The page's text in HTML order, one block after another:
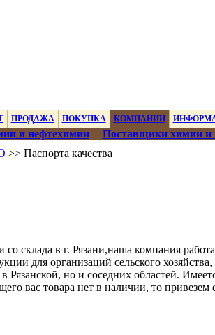
ПРОДАЖА ПОКУПКА КОМПАНИИ
и нефтехимии| Поставщики химии и
>> Паспорта качества
склада в г. Рязани,наша компания
для организаций сельского
но и соседних областей.
вас товара нет в наличии, то привезем